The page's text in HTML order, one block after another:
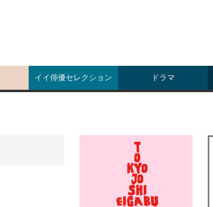
イイ俳優セレクション ドラマ